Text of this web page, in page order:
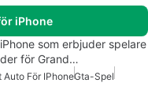
iPhone
som erbjuder spelare
för Grand…
Auto För IPhoneGta-Spel